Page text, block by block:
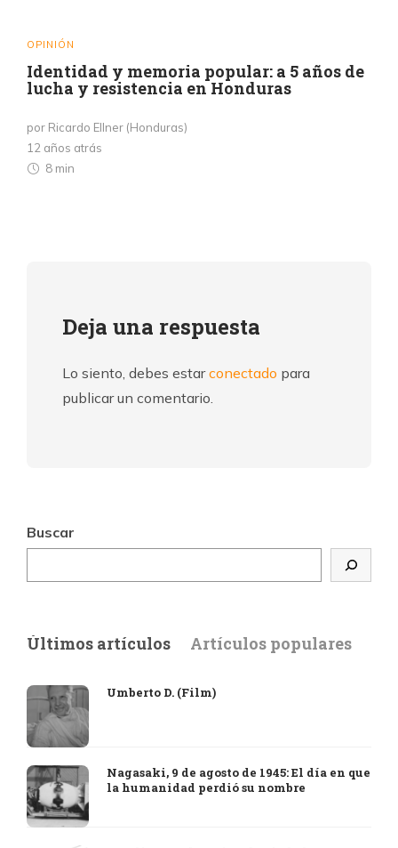
OPINIÓN
Identidad y memoria popular: a 5 años de
lucha y resistencia en Honduras
por Ricardo Ellner (Honduras)
12 años atrás
8 min
Deja una respuesta
Lo siento, debes estarconectado para
publicar un comentario.
Buscar
Últimos artículos Artículos populares
Umberto D. (Film)
Nagasaki, 9 de agosto de 1945: El día en que
la humanidad perdió su nombre